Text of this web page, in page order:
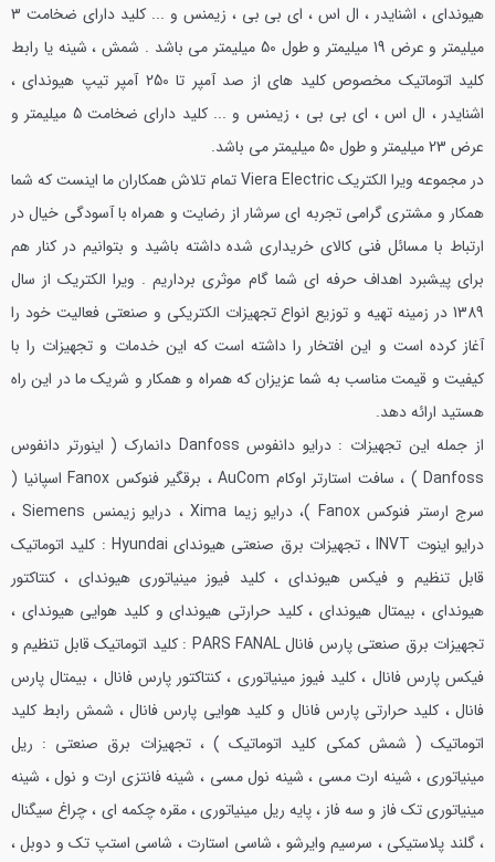
هیوندای ، اشنایدر ، ال اس ، ای بی بی ، زیمنس و ... کلید دارای ضخامت 3
میلیمتر و عرض 19 میلیمتر و طول 50 میلیمتر می باشد .
شمش ، شینه یا رابط
کلید اتوماتیک مخصوص کلید های از صد آمپر تا 250 آمپر تیپ هیوندای ،
اشنایدر ، ال اس ، ای بی بی ، زیمنس و ... کلید دارای ضخامت 5 میلیمتر و
عرض 23 میلیمتر و طول 50 میلیمتر می باشد.
در مجموعه ویرا الکتریک Viera Electric تمام تلاش همکاران ما اینست که شما
همکار و مشتری گرامی تجربه ای سرشار از رضایت و همراه با آسودگی خیال در
ارتباط با مسائل فنی کالای خریداری شده داشته باشید و بتوانیم در کنار هم
برای پیشبرد اهداف حرفه ای شما گام موثری برداریم . ویرا الکتریک از سال
1389 در زمینه تهیه و توزیع انواع تجهیزات الکتریکی و صنعتی فعالیت خود را
آغاز کرده است و این افتخار را داشته است که این خدمات و تجهیزات را با
کیفیت و قیمت مناسب به شما عزیزان که همراه و همکار و شریک ما در این راه
هستید ارائه دهد.
از جمله این تجهیزات : درایو دانفوس Danfoss دانمارک ( اینورتر دانفوس
Danfoss ) ، سافت استارتر اوکام AuCom ، برقگیر فنوکس Fanox اسپانیا (
سرج ارستر فنوکس Fanox )، درایو زیما Xima ، درایو زیمنس Siemens ،
درایو اینوت INVT ، تجهیزات برق صنعتی هیوندای Hyundai : کلید اتوماتیک
قابل تنظیم و فیکس هیوندای ، کلید فیوز مینیاتوری هیوندای ، کنتاکتور
هیوندای ، بیمتال هیوندای ، کلید حرارتی هیوندای و کلید هوایی هیوندای ،
تجهیزات برق صنعتی پارس فانال PARS FANAL : کلید اتوماتیک قابل تنظیم و
فیکس پارس فانال ، کلید فیوز مینیاتوری ، کنتاکتور پارس فانال ، بیمتال پارس
فانال ، کلید حرارتی پارس فانال و کلید هوایی پارس فانال ، شمش رابط کلید
اتوماتیک ( شمش کمکی کلید اتوماتیک ) ، تجهیزات برق صنعتی : ریل
مینیاتوری ، شینه ارت مسی ، شینه نول مسی ، شینه فانتزی ارت و نول ، شینه
مینیاتوری تک فاز و سه فاز ، پایه ریل مینیاتوری ، مقره چکمه ای ، چراغ سیگنال
، گلند پلاستیکی ، سرسیم وایرشو ، شاسی استارت ، شاسی استپ تک و دوبل ،